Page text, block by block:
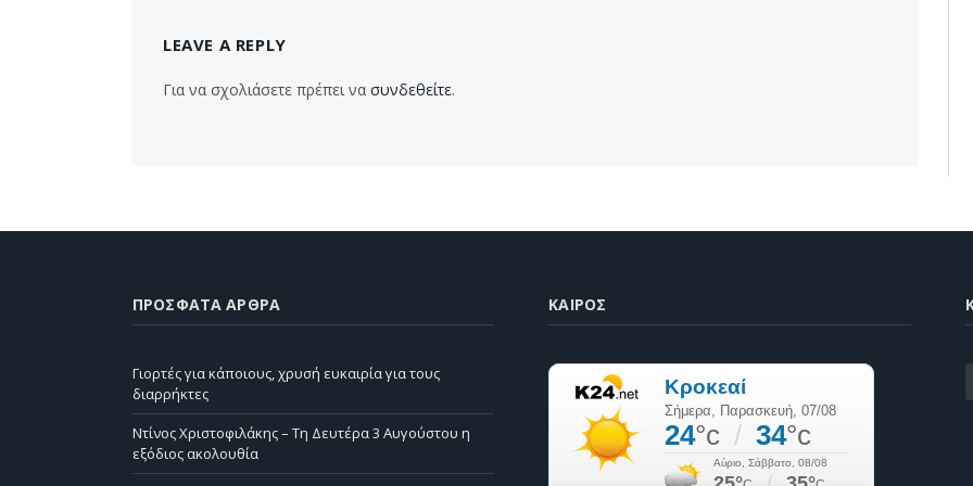
LEAVE A REPLY
Για να σχολιάσετε πρέπει να συνδεθείτε.
ΠΡΌΣΦΑΤΑ ΆΡΘΡΑ
Γιορτές για κάποιους, χρυσή ευκαιρία για τους
διαρρήκτες
Ντίνος Χριστοφιλάκης – Τη Δευτέρα 3 Αυγούστου η
εξόδιος ακολουθία
ΚΑΙΡΌΣ